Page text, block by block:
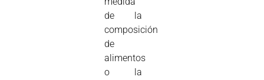
de la
composición
de
alimentos
o la